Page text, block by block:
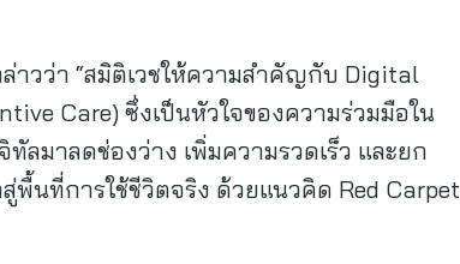
าวว่า “สมิติเวชให้ความสำคัญกับ Digital
Care) ซึ่งเป็นหัวใจของความร่วมมือใน
ลมาลดช่องว่าง เพิ่มความรวดเร็ว และยก
นที่การใช้ชีวิตจริง ด้วยแนวคิด Red Carpet